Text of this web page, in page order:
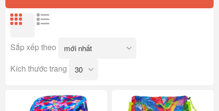
Sắp xếp theo
Kích thước trang